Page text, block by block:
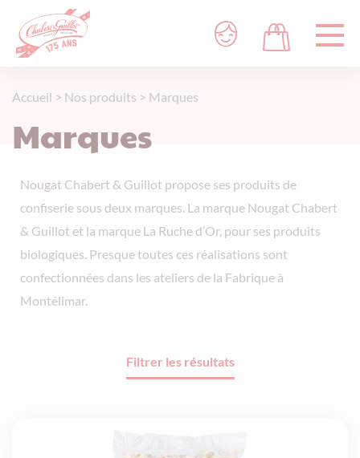
Accueil > Nos produits > Marques
Marques
Nougat Chabert & Guillot propose ses produits de
confiserie sous deux marques. La marque Nougat Chabert
& Guillot et la marque La Ruche d’Or, pour ses produits
biologiques. Presque toutes ces réalisations sont
confectionnées dans les ateliers de la Fabrique à
Montélimar.
Filtrer les résultats